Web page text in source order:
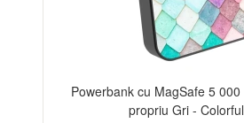
Powerbank cu MagSafe 5
propriu Gri -